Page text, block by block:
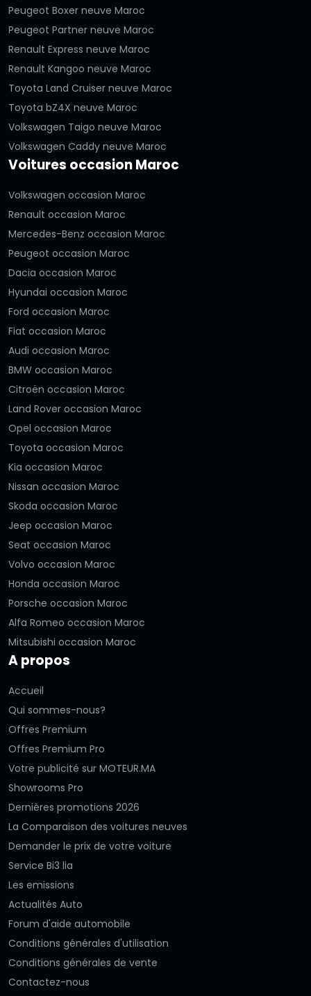
Peugeot Boxer neuve Maroc
Peugeot Partner neuve Maroc
Renault Express neuve Maroc
Renault Kangoo neuve Maroc
Toyota Land Cruiser neuve Maroc
Toyota bZ4X neuve Maroc
Volkswagen Taigo neuve Maroc
Volkswagen Caddy neuve Maroc
Voitures occasion Maroc
Volkswagen occasion Maroc
Renault occasion Maroc
Mercedes-Benz occasion Maroc
Peugeot occasion Maroc
Dacia occasion Maroc
Hyundai occasion Maroc
Ford occasion Maroc
Fiat occasion Maroc
Audi occasion Maroc
BMW occasion Maroc
Citroën occasion Maroc
Land Rover occasion Maroc
Opel occasion Maroc
Toyota occasion Maroc
Kia occasion Maroc
Nissan occasion Maroc
Skoda occasion Maroc
Jeep occasion Maroc
Seat occasion Maroc
Volvo occasion Maroc
Honda occasion Maroc
Porsche occasion Maroc
Alfa Romeo occasion Maroc
Mitsubishi occasion Maroc
A propos
Accueil
Qui sommes-nous?
Offres Premium
Offres Premium Pro
Votre publicité sur MOTEUR.MA
Showrooms Pro
Dernières promotions 2026
La Comparaison des voitures neuves
Demander le prix de votre voiture
Service Bi3 lia
Les emissions
Actualités Auto
Forum d'aide automobile
Conditions générales d'utilisation
Conditions générales de vente
Contactez-nous